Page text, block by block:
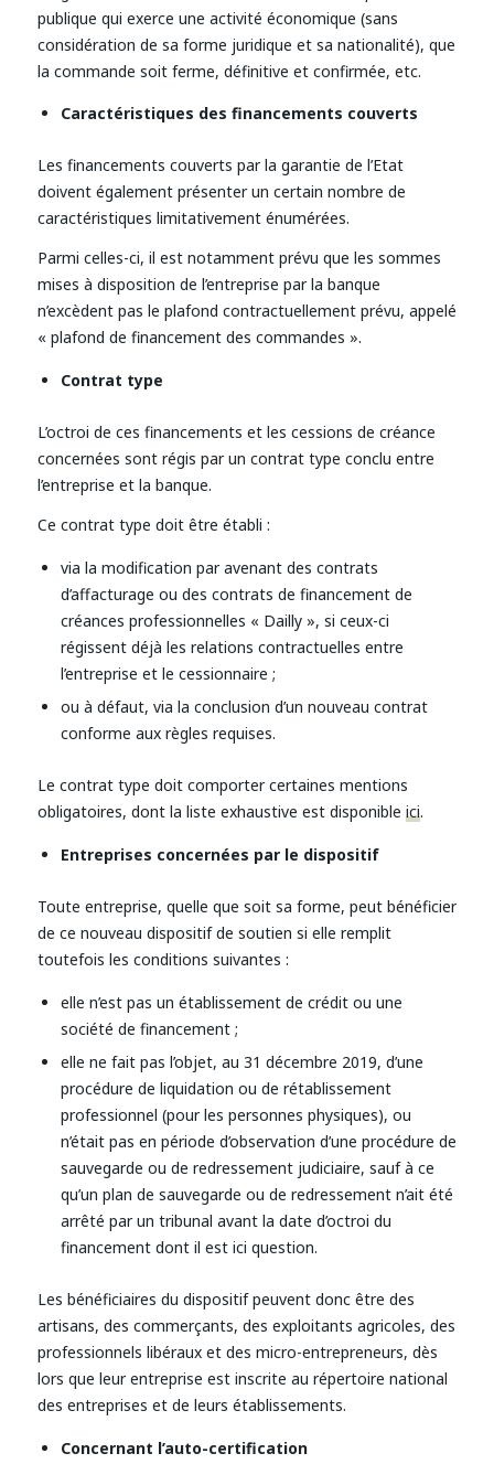
publique qui exerce une activité économique (sans
considération de sa forme juridique et sa nationalité), que
la commande soit ferme, définitive et confirmée, etc.
Caractéristiques des financements couverts
Les financements couverts par la garantie de l’Etat
doivent également présenter un certain nombre de
caractéristiques limitativement énumérées.
Parmi celles-ci, il est notamment prévu que les sommes
mises à disposition de l’entreprise par la banque
n’excèdent pas le plafond contractuellement prévu, appelé
« plafond de financement des commandes ».
Contrat type
L’octroi de ces financements et les cessions de créance
concernées sont régis par un contrat type conclu entre
l’entreprise et la banque.
Ce contrat type doit être établi :
via la modification par avenant des contrats
d’affacturage ou des contrats de financement de
créances professionnelles « Dailly », si ceux-ci
régissent déjà les relations contractuelles entre
l’entreprise et le cessionnaire ;
ou à défaut, via la conclusion d’un nouveau contrat
conforme aux règles requises.
Le contrat type doit comporter certaines mentions
obligatoires, dont la liste exhaustive est disponible ici.
Entreprises concernées par le dispositif
Toute entreprise, quelle que soit sa forme, peut bénéficier
de ce nouveau dispositif de soutien si elle remplit
toutefois les conditions suivantes :
elle n’est pas un établissement de crédit ou une
société de financement ;
elle ne fait pas l’objet, au 31 décembre 2019, d’une
procédure de liquidation ou de rétablissement
professionnel (pour les personnes physiques), ou
n’était pas en période d’observation d’une procédure de
sauvegarde ou de redressement judiciaire, sauf à ce
qu’un plan de sauvegarde ou de redressement n’ait été
arrêté par un tribunal avant la date d’octroi du
financement dont il est ici question.
Les bénéficiaires du dispositif peuvent donc être des
artisans, des commerçants, des exploitants agricoles, des
professionnels libéraux et des micro-entrepreneurs, dès
lors que leur entreprise est inscrite au répertoire national
des entreprises et de leurs établissements.
Concernant l’auto-certification